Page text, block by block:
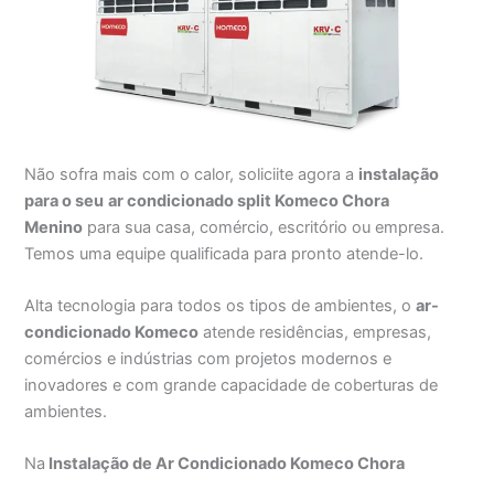
Não sofra mais com o calor, soliciite agora a instalação
para o seu ar condicionado split Komeco Chora
Menino para sua casa, comércio, escritório ou empresa.
Temos uma equipe qualificada para pronto atende-lo.
Alta tecnologia para todos os tipos de ambientes, oar-
condicionado Komeco atende residências, empresas,
comércios e indústrias com projetos modernos e
inovadores e com grande capacidade de coberturas de
ambientes.
Na Instalação de Ar Condicionado Komeco Chora